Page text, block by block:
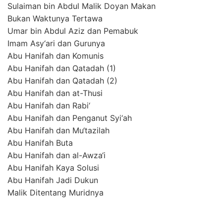
Sulaiman bin Abdul Malik Doyan Makan
Bukan Waktunya Tertawa
Umar bin Abdul Aziz dan Pemabuk
Imam Asy‘ari dan Gurunya
Abu Hanifah dan Komunis
Abu Hanifah dan Qatadah (1)
Abu Hanifah dan Qatadah (2)
Abu Hanifah dan at-Thusi
Abu Hanifah dan Rabi‘
Abu Hanifah dan Penganut Syi‘ah
Abu Hanifah dan Mu‘tazilah
Abu Hanifah Buta
Abu Hanifah dan al-Awza‘i
Abu Hanifah Kaya Solusi
Abu Hanifah Jadi Dukun
Malik Ditentang Muridnya